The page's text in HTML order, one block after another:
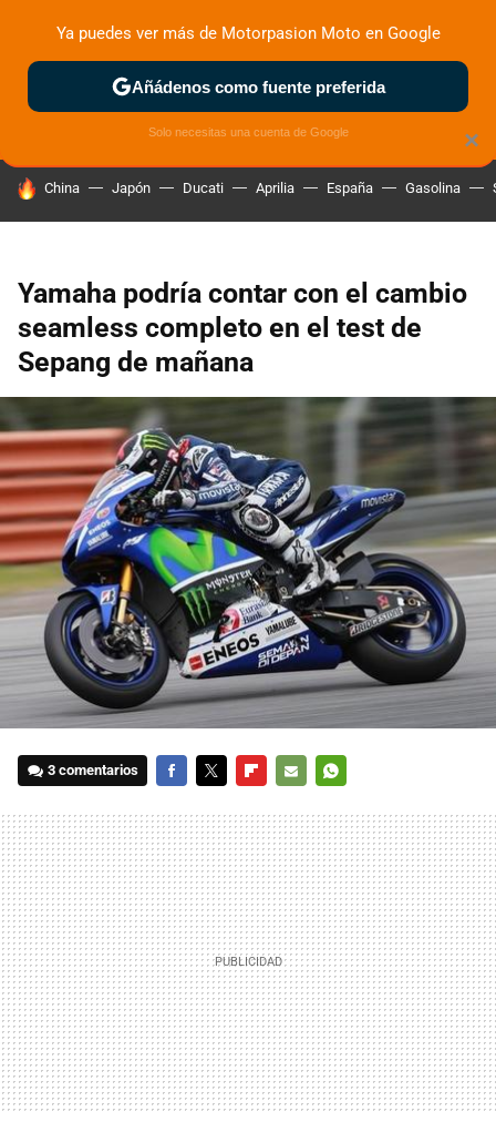
ZONA DE PRUEBAS DEPORTIVAS MOTOS ELÉCTRICAS
HOY SE HABLA DE
China Japón Ducati Aprilia España Gasolina
Yamaha podría contar con el cambio
seamless completo en el test de
Sepang de mañana
3 comentarios
MAIL
×
Ya puedes ver más de Motorpasion Moto en Google
Añádenos como fuente preferida
Solo necesitas una cuenta de Google